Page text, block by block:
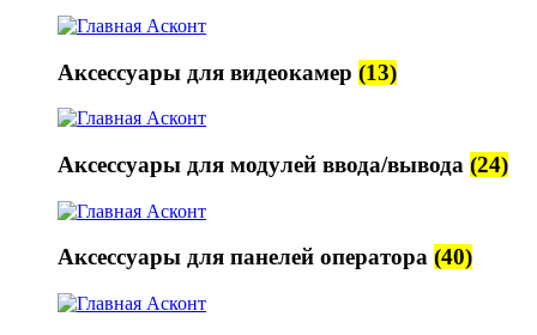
Аксессуары для видеокамер (13)
Аксессуары для модулей ввода/вывода (24)
Аксессуары для панелей оператора (40)